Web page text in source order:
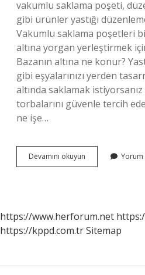
vakumlu saklama poşeti,
gibi ürünler yastığı
Vakumlu saklama poşetleri
altına yorgan yerleştirmek
Bazanın altına ne konur?
gibi eşyalarınızı yerden
altında saklamak
torbalarını güvenle tercih
ne işe…
Devamını okuyun
Altı
Yorum
https://www.herforum.net
https://kppd.com.trSitemap